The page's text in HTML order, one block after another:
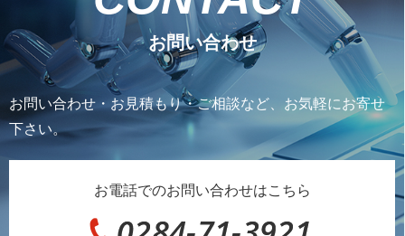
お問い合わせ
お問い合わせ・お見積もり・ご相談など、お気軽にお寄せ
下さい。
お電話でのお問い合わせはこちら